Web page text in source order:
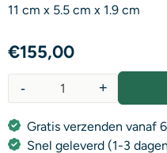
11 cm x 5.5 cm x 1.9 cm
€155,00
+
-
Gratis verzenden vanaf
Snel geleverd (1-3